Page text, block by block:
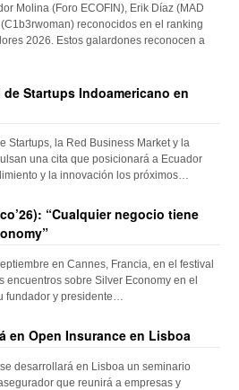
Molina (Foro ECOFIN), Erik Díaz (MAD
reconocidos en el ranking
2026. Estos galardones reconocen a
Startups Indoamericano en
Startups, la Red Business Market y la
una cita que posicionará a Ecuador
y la innovación los próximos…
“Cualquier negocio tiene
en Cannes, Francia, en el festival
encuentros sobre Silver Economy en el
fundador y presidente…
en Open Insurance en Lisboa
desarrollará en Lisboa un seminario
que reunirá a empresas y